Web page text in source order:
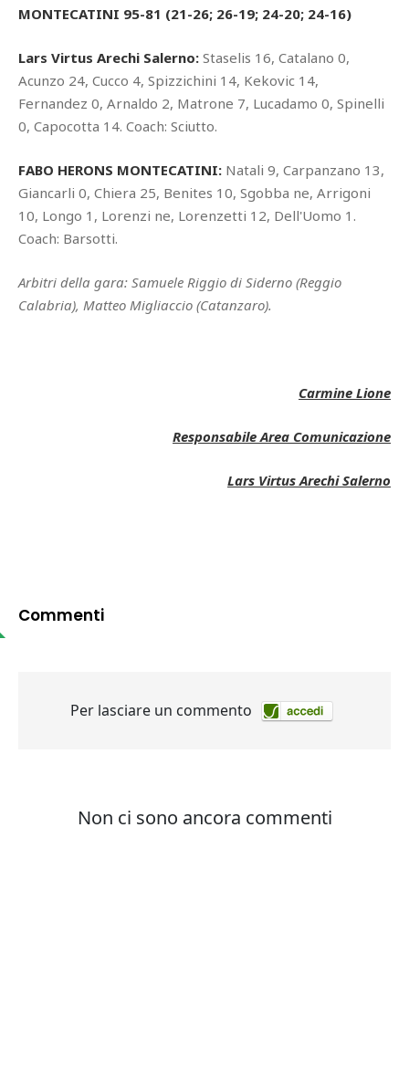
MONTECATINI 95-81 (21-26; 26-19; 24-20; 24-16)
Lars Virtus Arechi Salerno: Staselis 16, Catalano 0,
Acunzo 24, Cucco 4, Spizzichini 14, Kekovic 14,
Fernandez 0, Arnaldo 2, Matrone 7, Lucadamo 0, Spinelli
0, Capocotta 14. Coach: Sciutto.
FABO HERONS MONTECATINI: Natali 9, Carpanzano 13,
Giancarli 0, Chiera 25, Benites 10, Sgobba ne, Arrigoni
10, Longo 1, Lorenzi ne, Lorenzetti 12, Dell'Uomo 1.
Coach: Barsotti.
Arbitri della gara: Samuele Riggio di Siderno (Reggio
Calabria), Matteo Migliaccio (Catanzaro).
Carmine Lione
Responsabile Area Comunicazione
Lars Virtus Arechi Salerno
Commenti